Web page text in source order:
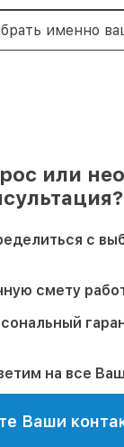
именно
или
с
смету
на все
Ваши